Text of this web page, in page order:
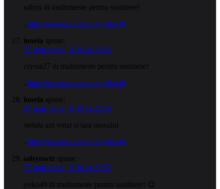
sabyn iti multumeste pentru sustinere!
http://reteaua.emag.ro/c/yoko49
ionela spune:
27 noiembrie, 2010 la 22:53
cryssa27 iti multumeste pentru sustinere!
http://reteaua.emag.ro/c/yoko49
ionela spune:
27 noiembrie, 2010 la 22:56
steluta am votat si tara mosului
http://reteaua.emag.ro/c/yoko49
sabynwtz spune:
27 noiembrie, 2010 la 22:57
yoko49 iti multumeste pentru sustinere! 😉